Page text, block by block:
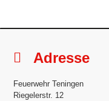
Adresse
Feuerwehr Teningen
Riegelerstr. 12